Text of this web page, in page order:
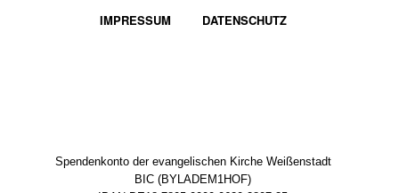
IMPRESSUM DATENSCHUTZ
Spendenkonto der evangelischen Kirche Weißenstadt
BIC (BYLADEM1HOF)